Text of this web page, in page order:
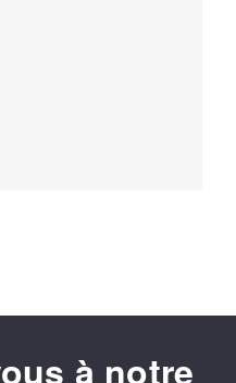
à notre